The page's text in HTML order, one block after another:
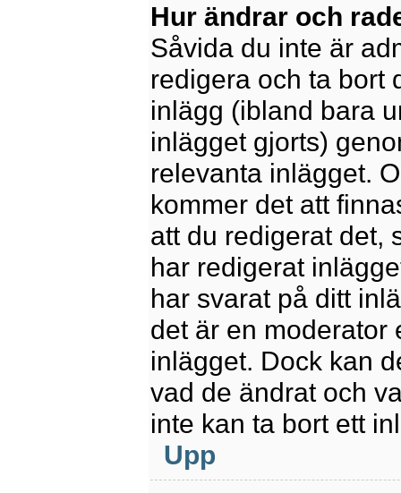
Hur ändrar och
Såvida du inte är
redigera och ta bort
inlägg (ibland bara
inlägget gjorts)
relevanta inlägget.
kommer det att
att du redigerat det,
har redigerat
har svarat på ditt
det är en moderator
inlägget. Dock kan
vad de ändrat och
inte kan ta bort ett
Upp